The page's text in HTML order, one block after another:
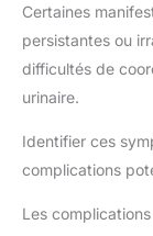
Certaines
persistantes ou
difficultés de
urinaire.
Identifier ces
complications
Les